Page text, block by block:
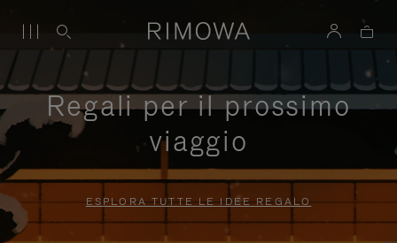
Regali per il prossimo
viaggio
ESPLORA TUTTE LE IDEE REGALO